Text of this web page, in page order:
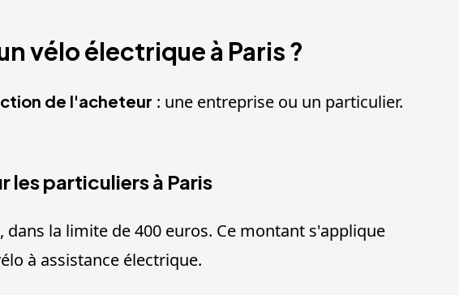
vélo électrique à Paris ?
de l'acheteur : une entreprise ou un particulier.
les particuliers à Paris
, dans la limite de 400 euros. Ce montant s'applique
à assistance électrique.